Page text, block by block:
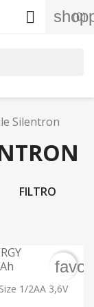
(0)

Silentron
FILTRO
1/2AA 3,6V